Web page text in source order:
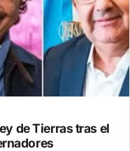
de Tierras tras el